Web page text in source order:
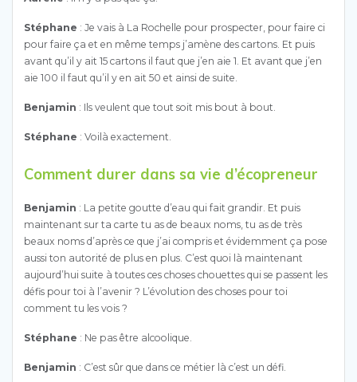
Stéphane : Je vais à La Rochelle pour prospecter, pour faire ci
pour faire ça et en même temps j’amène des cartons. Et puis
avant qu’il y ait 15 cartons il faut que j’en aie 1. Et avant que j’en
aie 100 il faut qu’il y en ait 50 et ainsi de suite.
Benjamin : Ils veulent que tout soit mis bout à bout.
Stéphane : Voilà exactement.
Comment durer dans sa vie d’écopreneur
Benjamin : La petite goutte d’eau qui fait grandir. Et puis
maintenant sur ta carte tu as de beaux noms, tu as de très
beaux noms d’après ce que j’ai compris et évidemment ça pose
aussi ton autorité de plus en plus. C’est quoi là maintenant
aujourd’hui suite à toutes ces choses chouettes qui se passent les
défis pour toi à l’avenir ? L’évolution des choses pour toi
comment tu les vois ?
Stéphane : Ne pas être alcoolique.
Benjamin : C’est sûr que dans ce métier là c’est un défi.